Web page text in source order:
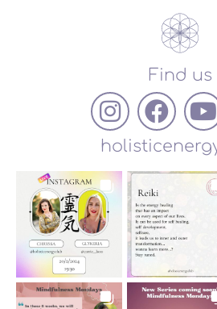
Find us